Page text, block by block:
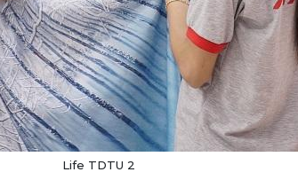
Life TDTU 2